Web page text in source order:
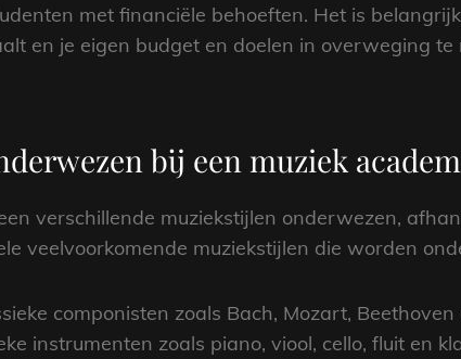
met financiële behoeften. Het is
en je eigen budget en doelen in overweging te
bij een muziek
verschillende muziekstijlen onderwezen,
veelvoorkomende muziekstijlen die worden
componisten zoals Bach, Mozart,
instrumenten zoals piano, viool, cello, fluit en